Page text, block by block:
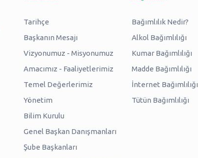
Tarihçe
Başkanın Mesajı
Vizyonumuz - Misyonumuz
Amacımız - Faaliyetlerimiz
Temel Değerlerimiz
Yönetim
Bilim Kurulu
Genel Başkan Danışmanları
Şube Başkanları
Bağımlılık Nedir?
Alkol Bağımlılığı
Kumar Bağımlılığı
Madde Bağımlılığı
İnternet Bağımlılığı
Tütün Bağımlılığı